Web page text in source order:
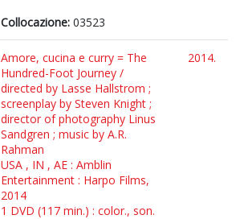
Collocazione: 03523
Amore, cucina e curry = The
Hundred-Foot Journey /
directed by Lasse Hallstrom ;
screenplay by Steven Knight ;
director of photography Linus
Sandgren ; music by A.R.
Rahman
USA , IN , AE : Amblin
Entertainment : Harpo Films,
2014
1 DVD (117 min.) : color., son.
2014.